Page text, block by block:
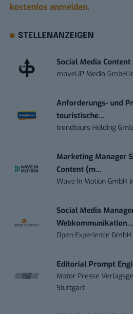
kostenlos anmelden.
STELLENANZEIGEN
Social Media
moveUP Media GmbH
Anforderungs- und
touristische...
trendtours Holding
Marketing Manager
Content (m...
Wave In Motion GmbH
Social Media
Webkommunikation...
Open Experience GmbH
Editorial Prompt
Motor Presse
Stuttgart